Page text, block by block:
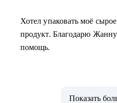
Хотел упаковать моё
продукт. Благодарю
помощь.
Показать